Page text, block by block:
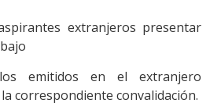
extranjeros presentar
emitidos en el extranjero
correspondiente convalidación.